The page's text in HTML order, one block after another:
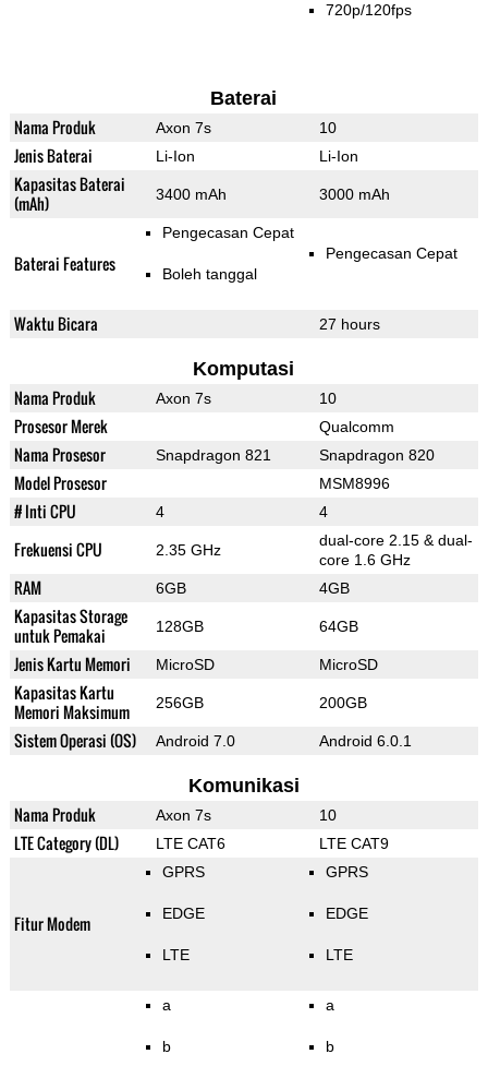
720p/120fps
Baterai
Nama Produk Axon 7s 10
Jenis Baterai Li-Ion Li-Ion
Kapasitas Baterai
(mAh)
3400 mAh 3000 mAh
Baterai Features
Pengecasan Cepat
Boleh tanggal
Pengecasan Cepat
Waktu Bicara 27 hours
Komputasi
Nama Produk Axon 7s 10
Prosesor Merek Qualcomm
Nama Prosesor Snapdragon 821 Snapdragon 820
Model Prosesor MSM8996
# Inti CPU 4 4
Frekuensi CPU 2.35 GHz
dual-core 2.15 & dual-
core 1.6 GHz
RAM 6GB 4GB
Kapasitas Storage
untuk Pemakai
128GB 64GB
Jenis Kartu Memori MicroSD MicroSD
Kapasitas Kartu
Memori Maksimum
256GB 200GB
Sistem Operasi (OS) Android 7.0 Android 6.0.1
Komunikasi
Nama Produk Axon 7s 10
LTE Category (DL) LTE CAT6 LTE CAT9
Fitur Modem
GPRS
EDGE
LTE
GPRS
EDGE
LTE
a
b
a
b